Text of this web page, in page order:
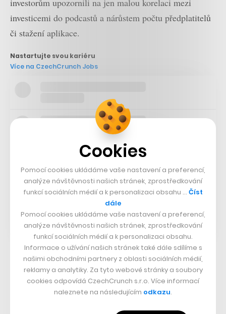
investorům upozornili na jen malou korelaci mezi
investicemi do podcastů a nárůstem počtu předplatitelů
či stažení aplikace.
Nastartujte svou kariéru
Více na CzechCrunch Jobs
Místo přitahování publika ke Spotify by tak společnost
mohla přijít se samostatnou placenou platformou pouze
pro exkluzivní podcasty. O podobné možnosti se přitom
mluví také ve spojitosti s Applem, který formát
Cookies
Pomocí cookies ukládáme vaše nastavení a preferencí,
analýze návštěvnosti našich stránek, zprostředkování
funkcí sociálních médií a k personalizaci obsahu … Číst
dále
Pomocí cookies ukládáme vaše nastavení a preferencí,
analýze návštěvnosti našich stránek, zprostředkování
funkcí sociálních médií a k personalizaci obsahu.
Informace o užívání našich stránek také dále sdílíme s
našimi obchodními partnery z oblasti sociálních médií,
reklamy a analytiky. Za tyto webové stránky a soubory
cookies odpovídá CzechCrunch s.r.o. Více informací
naleznete na následujícím odkazu.